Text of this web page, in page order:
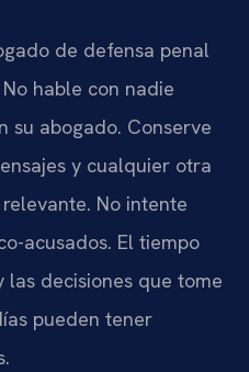
de defensa penal
hable con nadie
su abogado. Conserve
y cualquier otra
No intente
acusados. El tiempo
decisiones que tome
pueden tener